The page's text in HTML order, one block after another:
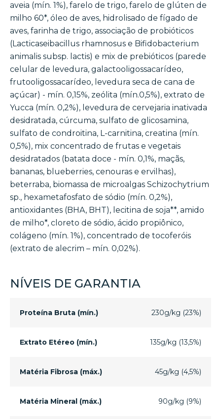
aveia (mín. 1%), farelo de trigo, farelo de glúten de
milho 60*, óleo de aves, hidrolisado de fígado de
aves, farinha de trigo, associação de probióticos
(Lacticaseibacillus rhamnosus e Bifidobacterium
animalis subsp. lactis) e mix de prebióticos (parede
celular de levedura, galactooligossacarídeo,
frutooligossacarídeo, levedura seca de cana de
açúcar) - mín. 0,15%, zeólita (mín.0,5%), extrato de
Yucca (mín. 0,2%), levedura de cervejaria inativada
desidratada, cúrcuma, sulfato de glicosamina,
sulfato de condroitina, L-carnitina, creatina (mín.
0,5%), mix concentrado de frutas e vegetais
desidratados (batata doce - mín. 0,1%, maçãs,
bananas, blueberries, cenouras e ervilhas),
beterraba, biomassa de microalgas Schizochytrium
sp., hexametafosfato de sódio (mín. 0,2%),
antioxidantes (BHA, BHT), lecitina de soja**, amido
de milho*, cloreto de sódio, ácido propiônico,
colágeno (mín. 1%), concentrado de tocoferóis
(extrato de alecrim – mín. 0,02%).
NÍVEIS DE GARANTIA
Proteína Bruta (mín.) 230g/kg (23%)
Extrato Etéreo (mín.) 135g/kg (13,5%)
Matéria Fibrosa (máx.) 45g/kg (4,5%)
Matéria Mineral (máx.) 90g/kg (9%)